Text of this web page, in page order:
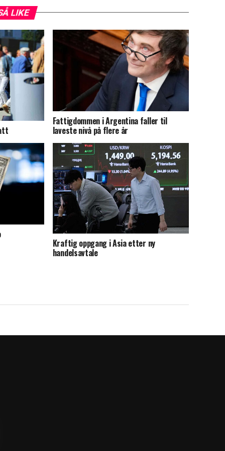
LIKE
Fattigdommen i Argentina faller til
laveste nivå på flere år
Kraftig oppgang i Asia etter ny
handelsavtale